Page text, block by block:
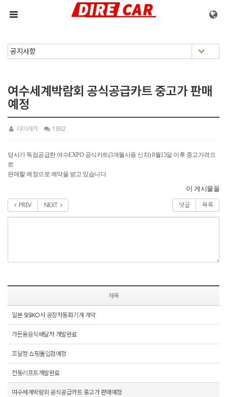
메뉴 건너뛰기
여수세계박람회 공식공급카트 중고가 판매
예정
다이레카 1892
당사가 독점공급한 여수EXPO 공식카트(3개월사용 신차) 8월15일 이후 중고가격으
로
판매할 예정으로 예약을 받고 있습니다
이 게시물을
PREV NEXT 댓글 목록
제목
일본 SISIKO사 공장자동화기계 계약
가든용음식배달차 개발완료
조달청 쇼핑몰입점예정
전동리프트개발완료
여수세계박람회 공식공급카트 중고가 판매예정